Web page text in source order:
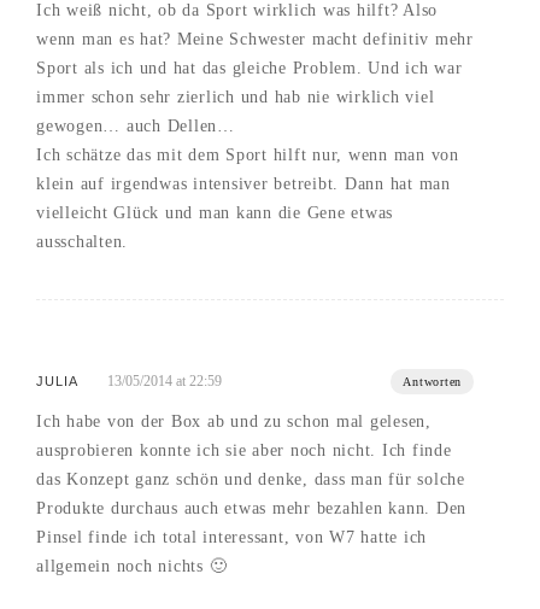
Ich weiß nicht, ob da Sport wirklich was hilft? Also
wenn man es hat? Meine Schwester macht definitiv mehr
Sport als ich und hat das gleiche Problem. Und ich war
immer schon sehr zierlich und hab nie wirklich viel
gewogen… auch Dellen…
Ich schätze das mit dem Sport hilft nur, wenn man von
klein auf irgendwas intensiver betreibt. Dann hat man
vielleicht Glück und man kann die Gene etwas
ausschalten.
JULIA 13/05/2014 at 22:59 Antworten
Ich habe von der Box ab und zu schon mal gelesen,
ausprobieren konnte ich sie aber noch nicht. Ich finde
das Konzept ganz schön und denke, dass man für solche
Produkte durchaus auch etwas mehr bezahlen kann. Den
Pinsel finde ich total interessant, von W7 hatte ich
allgemein noch nichts 🙂